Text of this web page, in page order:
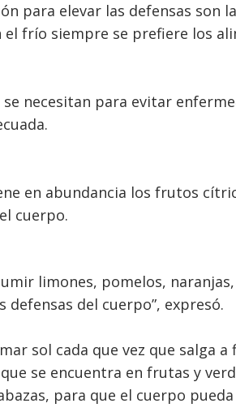
para elevar las defensas son
frío siempre se prefiere los
necesitan para evitar
en abundancia los frutos
cuerpo.
limones, pomelos,
defensas del cuerpo”, expresó.
sol cada que vez que salga
se encuentra en frutas y
para que el cuerpo